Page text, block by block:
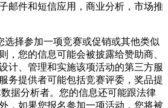
邮件和短信应用，商业分析，市场推
择参加一项竞赛或促销或其他类似
，您的信息可能会被披露给赞助商、
计、管理和实施该项活动的第三方服
务提供者可能包括竞赛评委，奖品提
据分析者。您的信息还可能跟法律
，如果您报名参加一项活动，您将被